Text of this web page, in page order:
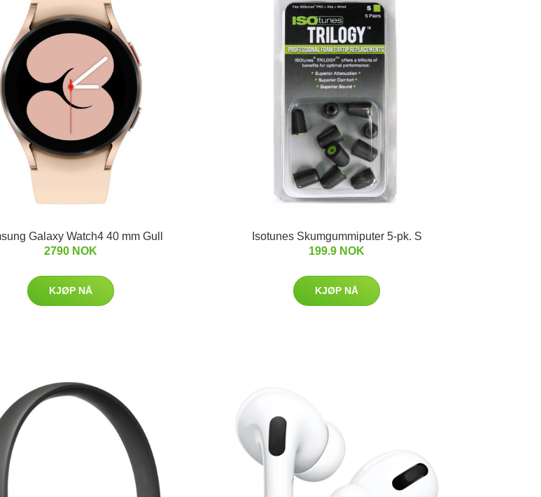
Galaxy Watch4 40 mm Gull
2790 NOK
KJØP NÅ
Isotunes Skumgummiputer 5-pk. S
199.9 NOK
KJØP NÅ